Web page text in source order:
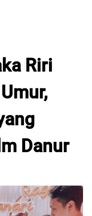
Riri
Danur